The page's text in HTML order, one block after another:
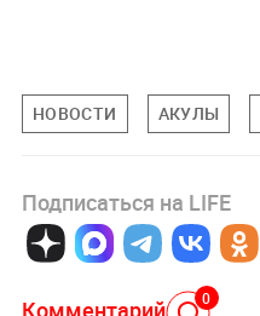
НОВОСТИ АКУЛЫ
Подписаться на LIFE
0